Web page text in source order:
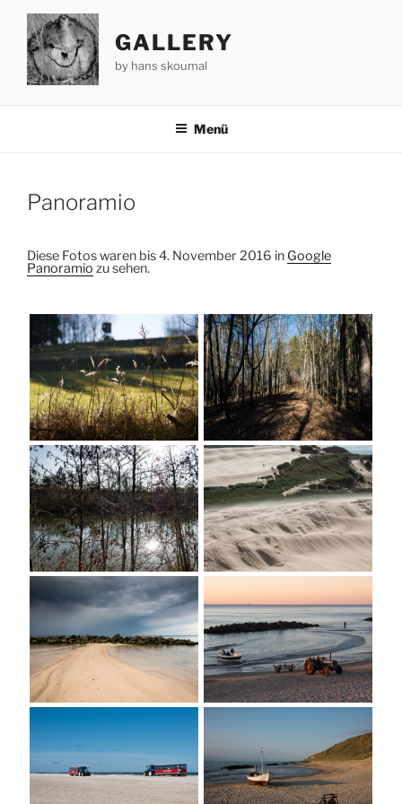
Zum
Inhalt
springen
GALLERY
by hans skoumal
Menü
Panoramio
Diese Fotos waren bis 4. November 2016 in Google
Panoramio zu sehen.